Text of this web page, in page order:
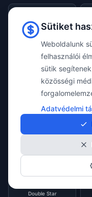
Aplus
Atlander
BFGoodrich
Double Star
Sütiket
Weboldalunk
felhasználói
sütik
közösségi
Adatvédelmi